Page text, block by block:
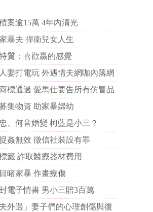
案逾15萬 4年內清光
暴夫 捍衛兒女人生
質：喜歡贏的感覺
妻打電玩 外遇情夫網咖內落網
標通過 愛馬仕要告所有仿冒品
集物資 助家暴婦幼
、何音婚變 柯藍是小三？
姦無效 徵信社裝設有罪
籤 詐取醫療器材費用
睹家暴 作畫療傷
電子情書 男小三賠3百萬
夫外遇」妻子們的心理創傷與復